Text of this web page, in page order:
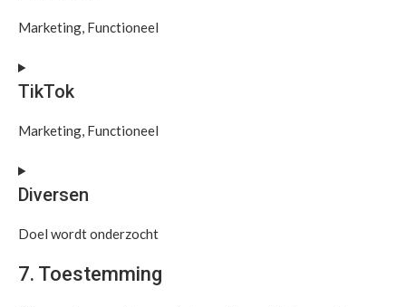
Marketing, Functioneel
TikTok
Marketing, Functioneel
Diversen
Doel wordt onderzocht
7. Toestemming